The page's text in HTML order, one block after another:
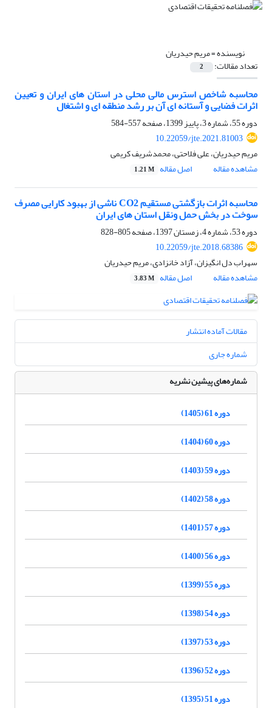
نویسنده =مریم حیدریان
تعداد مقالات: 2
محاسبه شاخص استرس مالی محلی در استان های ایران و تعیین
اثرات فضایی و آستانه ای آن بر رشد منطقه ای و اشتغال
دوره 55، شماره 3، پاییز 1399، صفحه
557-584
10.22059/jte.2021.81003
مریم حیدریان، علی فلاحتی، محمدشریف کریمی
مشاهده مقاله
اصل مقاله 1.21 M
محاسبه اثرات بازگشتی مستقیم CO2 ناشی از بهبود کارایی مصرف
سوخت در بخش حمل ونقل استان های ایران
دوره 53، شماره 4، زمستان 1397، صفحه
805-828
10.22059/jte.2018.68386
سهراب دل انگیزان، آزاد خانزادی، مریم حیدریان
مشاهده مقاله
اصل مقاله 3.83 M
مقالات آماده انتشار
شماره جاری
شماره‌های پیشین نشریه
دوره 61 (1405)
دوره 60 (1404)
دوره 59 (1403)
دوره 58 (1402)
دوره 57 (1401)
دوره 56 (1400)
دوره 55 (1399)
دوره 54 (1398)
دوره 53 (1397)
دوره 52 (1396)
دوره 51 (1395)